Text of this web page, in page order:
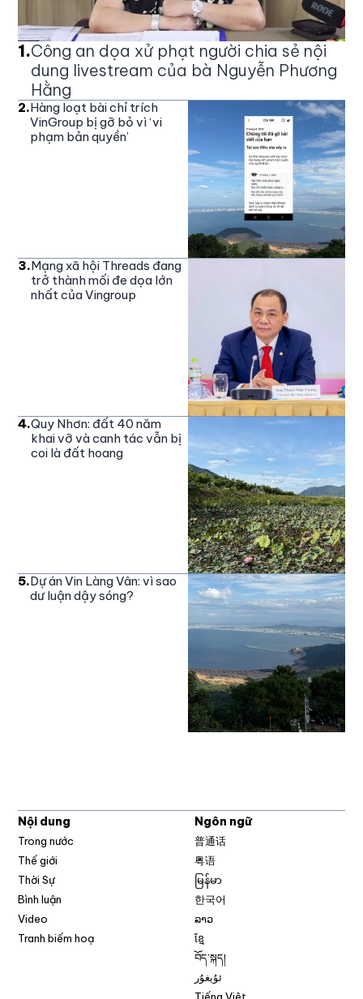
1.Công an dọa xử phạt người chia sẻ nội
dung livestream của bà Nguyễn Phương
Hằng
2.Hàng loạt bài chỉ trích
VinGroup bị gỡ bỏ vì ‘vi
phạm bản quyền’
3.Mạng xã hội Threads đang
trở thành mối đe dọa lớn
nhất của Vingroup
4.Quy Nhơn: đất 40 năm
khai vỡ và canh tác vẫn bị
coi là đất hoang
5.Dự án Vin Làng Vân: vì sao
dư luận dậy sóng?
Nội dung
Trong nước
Thế giới
Thời Sự
Bình luận
Video
Tranh biếm hoạ
Ngôn ngữ
普通话
粤语
မြန်မာ
한국어
ລາວ
ខ្មែ
བོད་སྐད།
ئۇيغۇر
Tiếng Việt